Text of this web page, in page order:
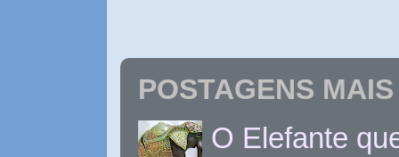
POSTAGENS
O Elefante